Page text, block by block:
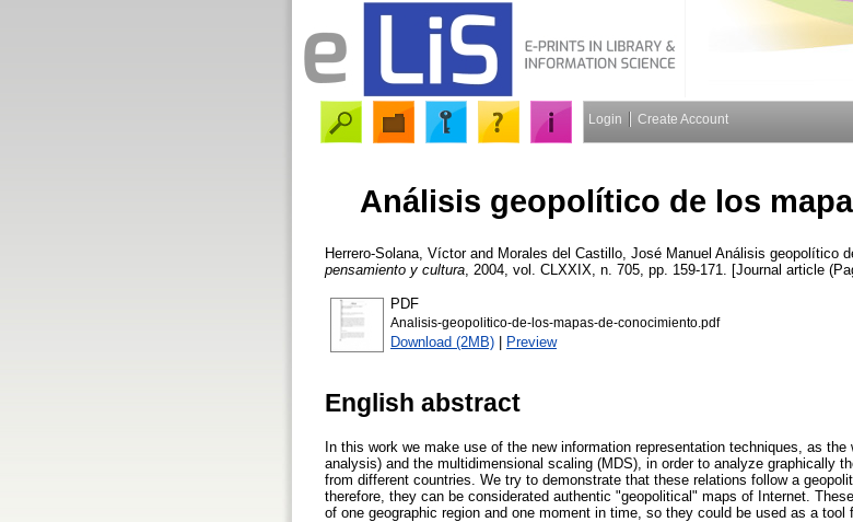
Login Create Account
Análisis geopolítico de los
Herrero-Solana, Víctorand Morales del Castillo, José Manuel Análisis geopolítico
pensamiento y cultura , 2004, vol. CLXXIX, n. 705, pp. 159-171. [Journal article
PDF
Analisis-geopolitico-de-los-mapas-de-conocimiento.pdf
Download (2MB) | Preview
English abstract
In this work we make use of the new information representation techniques, as
analysis) and the multidimensional scaling (MDS), in order to analyze graphically
from different countries. We try to demonstrate that these relations follow a
therefore, they can be considerated authentic "geopolitical" maps of Internet.
of one geographic region and one moment in time, so they could be used as a